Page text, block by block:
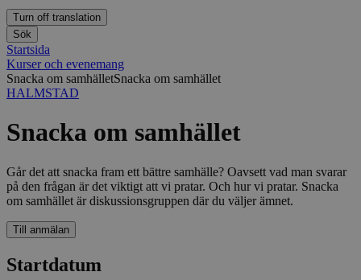
Turn off translation
Sök
Startsida
Kurser och evenemang
Snacka om samhälletSnacka om samhället
HALMSTAD
Snacka om samhället
Går det att snacka fram ett bättre samhälle? Oavsett vad man svarar
på den frågan är det viktigt att vi pratar. Och hur vi pratar. Snacka
om samhället är diskussionsgruppen där du väljer ämnet.
Till anmälan
Startdatum